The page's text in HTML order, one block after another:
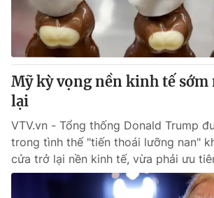
Mỹ kỳ vọng nền kinh tế sớm
lại
VTV.vn - Tổng thống Donald Trump
trong tình thế "tiến thoái lưỡng nan"
cửa trở lại nền kinh tế, vừa phải ưu